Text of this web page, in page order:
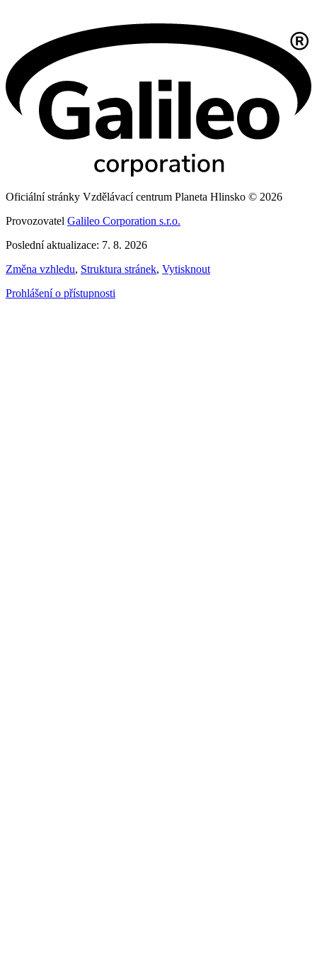
Oficiální stránky Vzdělávací centrum Planeta Hlinsko © 2026
Provozovatel Galileo Corporation s.r.o.
Poslední aktualizace: 7. 8. 2026
Změna vzhledu, Struktura stránek, Vytisknout
Prohlášení o přístupnosti